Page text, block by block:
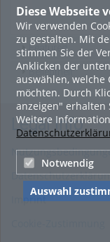
Diese Webseite
Wir verwenden
zu gestalten. Mit
stimmen Sie der
Anklicken der
auswählen, welche
möchten. Durch
anzeigen" erhalten
Weitere
Notwendig
Auswahl
Featured
Beliebtheit
Legal Info
Imprint